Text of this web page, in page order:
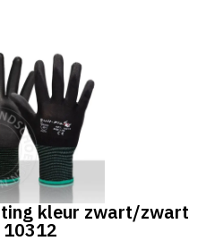
kleur zwart/zwart
10312